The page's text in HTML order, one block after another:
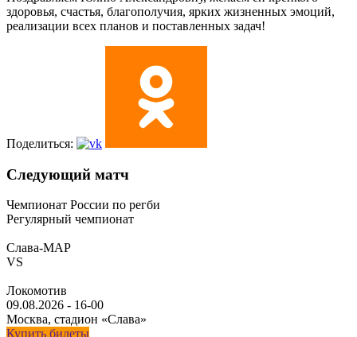
здоровья, счастья, благополучия, ярких жизненных эмоций,
реализации всех планов и поставленных задач!
Поделиться:
Следующий матч
Чемпионат России по регби
Регулярный чемпионат
Слава-МАР
VS
Локомотив
09.08.2026 - 16-00
Москва, стадион «Слава»
Купить билеты